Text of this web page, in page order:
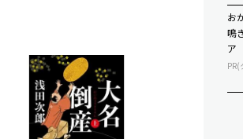
お
鳴
ア